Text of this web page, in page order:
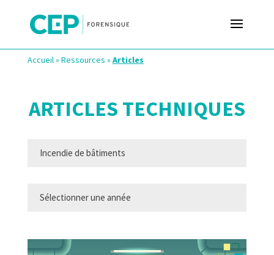
Accueil» Ressources » Articles
ARTICLES TECHNIQUES